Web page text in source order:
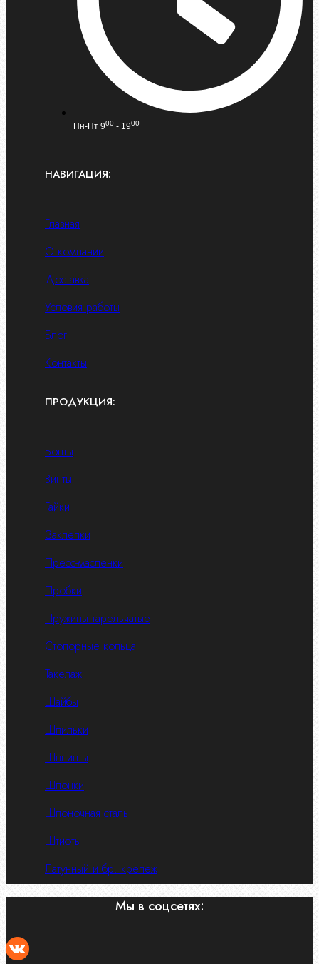
Пн-Пт 900 - 1900
НАВИГАЦИЯ:
Главная
О компании
Доставка
Условия работы
Блог
Контакты
ПРОДУКЦИЯ:
Болты
Винты
Гайки
Заклепки
Пресс-масленки
Пробки
Пружины тарельчатые
Стопорные кольца
Такелаж
Шайбы
Шпильки
Шплинты
Шпонки
Шпоночная сталь
Штифты
Латунный и бр. крепеж
Мы в соцсетях: